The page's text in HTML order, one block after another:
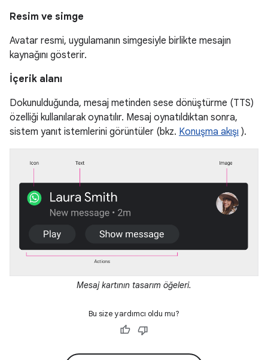
Resim ve simge
Avatar resmi, uygulamanın simgesiyle birlikte mesajın
kaynağını gösterir.
İçerik alanı
Dokunulduğunda, mesaj metinden sese dönüştürme (TTS)
özelliği kullanılarak oynatılır. Mesaj oynatıldıktan sonra,
sistem yanıt istemlerini görüntüler (bkz. Konuşma akışı ).
Mesaj kartının tasarım öğeleri.
Bu size yardımcı oldu mu?